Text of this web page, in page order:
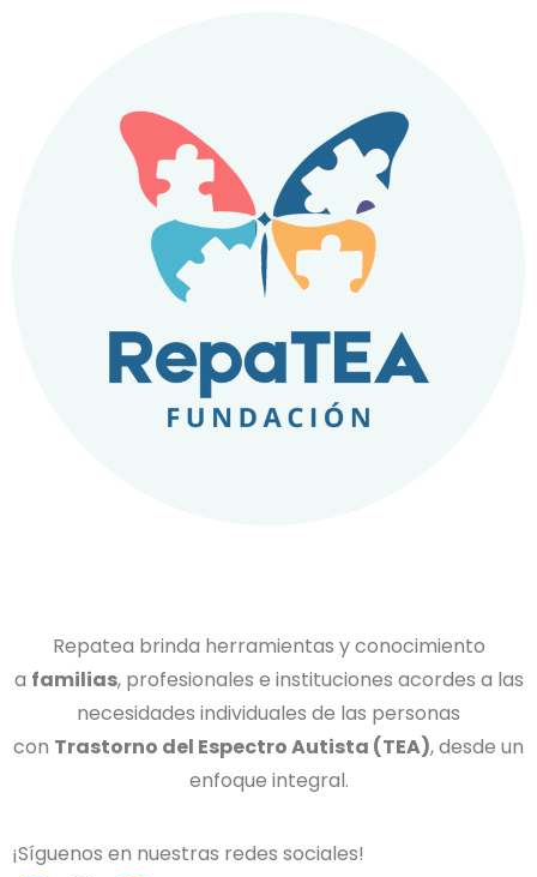
Repatea brinda herramientas y conocimiento
a familias, profesionales e instituciones acordes a las
necesidades individuales de las personas
con Trastorno del Espectro Autista (TEA), desde un
enfoque integral.
¡Síguenos en nuestras redes sociales!